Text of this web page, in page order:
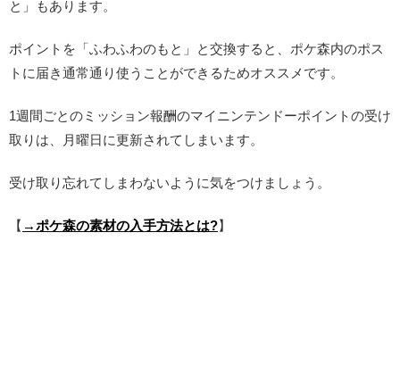
と」もあります。
ポイントを「ふわふわのもと」と交換すると、ポケ森内のポス
トに届き通常通り使うことができるためオススメです。
1週間ごとのミッション報酬のマイニンテンドーポイントの受け
取りは、月曜日に更新されてしまいます。
受け取り忘れてしまわないように気をつけましょう。
【 →ポケ森の素材の入手方法とは?】